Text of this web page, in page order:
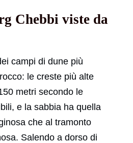
Chebbi viste da
campi di dune più
le creste più alte
metri secondo le
e la sabbia ha quella
che al tramonto
Salendo a dorso di